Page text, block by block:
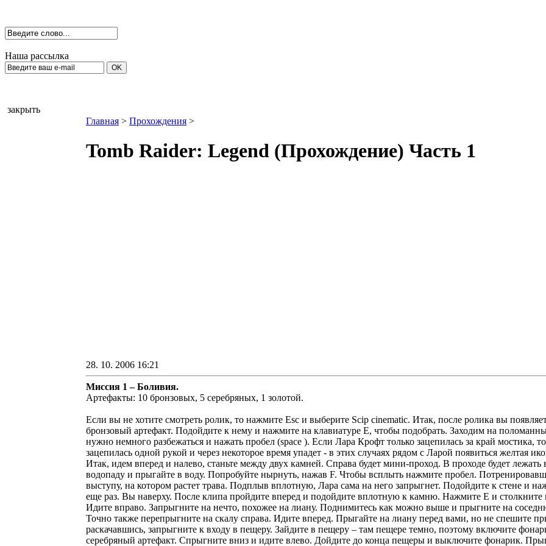
Наша рассылка
закрыть
Главная > Прохождения >
Tomb Raider: Legend (Прохождение) Часть 1
28. 10. 2006 16:21
Миссия 1 – Боливия.
Артефакты: 10 бронзовых, 5 серебряных, 1 золотой.
Если вы не хотите смотреть ролик, то нажмите Esc и выберите Scip cinematic. Итак, после ролика вы появляетесь в неких джунглях. Слева за большим камнем будет первый бронзовый артефакт. Подойдите к нему и нажмите на клавиатуре Е, чтобы подобрать. Заходим на поломанный мостик. Прыгаем на другую сторону. Чтобы прыгнуть, нужно немного разбежаться и нажать пробел (space ). Если Лара Крофт только зацепилась за край мостика, то нажмите пробел еще раз. Бывают такие случаи, когда Лара зацепилась одной рукой и через некоторое время упадет - в этих случаях рядом с Ларой появиться желтая иконка с изображением руки, нажмите Е и все будет в порядке. Итак, идем вперед и налево, станьте между двух камней. Справа будет мини-проход. В проходе будет лежать второй бронзовый артефакт. Возьмите его. После идите к водопаду и прыгайте в воду. Попробуйте нырнуть, нажав F. Чтобы всплыть нажмите пробел. Потренировавшись нырять и всплывать, плывите к противоположному выступу, на котором растет трава. Подплыв вплотную, Лара сама на него запрыгнет. Подойдите к стене и нажмите пробел. Когда Лара повиснет на руках, нажмите пробел еще раз. Вы наверху. После клипа пройдите вперед и подойдите вплотную к камню. Нажмите Е и столкните камень вперед. Перепрыгните на противоположную сторону. Идите вправо. Запрыгните на нечто, похожее на лиану. Поднимитесь как можно выше и прыгните на соседнюю. Для этого зажмите клавишу вправо и нажмите пробел. Точно также перепрыгните на скалу справа. Идите вперед. Прыгайте на лиану перед вами, но не спешите прыгать дальше. Повернитесь на лиане налево, прыгните и, раскачавшись, запрыгните к входу в пещеру. Зайдите в пещеру – там пещере темно, поэтому включите фонарик, нажав Delete. Дойдите до конца пещеры и возьмите первый серебряный артефакт. Спрыгните вниз и идите влево. Дойдите до конца пещеры и выключите фонарик. Прыгните на противоположную скалу. После клипа зацепитесь за выступ, что справа (подойдите к нему и нажмите пробел). Зажмите влево. Если вы хотите, чтобы Лара перемещалась быстрее, периодически нажимайте клавишу Е. Доберитесь до самого конца выступа и перепрыгните на скалу сзади вас. Для этого зажмите влево и нажмите пробел. Поднимитесь наверх. Вы у водопада. Идите вверх по водопаду. На вас покатится большой камень. Чтобы избежать встречи, станьте у правой стены. После того как камень пролетел, идите дальше. Забегите на камень, что справа. Прыгните на палку перед вами. Зажмите влево и остановитесь напротив следующей палки. Зажмите вперед, тем самым вы раскачаетесь. Прыгните на следующую палку, а потом на выступ. Нажмите вправо и дойдите до правого края выступа. Перепрыгните на выступ справа. После клипа убейте врага перед вами. Идите вперед. Поднимите артефакт, что слева. Зацепитесь за выступ сзади вас. Проползите вправо и с помощью прыжка запрыгните наверх. Столкните камень, после чего и сами спрыгните. Забегите на камень, что около дерева. Прыгните вперед на ветку. Раскачайтесь и прыгните на скалу напротив. Поднимитесь наверх и идите вперед. Дойдите до сверкающего желтого диска. Нажмите Q, а потом пробел. Вы тем самым очистите себе путь. Идите вперед. После клипа убейте двух врагов перед вами. Запрыгните на выступ, что за водопадом. Ползите влево. Выступ обломиться. Залезьте на выступ еще один раз, но в этот раз уже перепрыгните на другую его часть. Прыгните на палку. С палки на следующий выступ. Пройдите по выступу влево, прыгните на следующий. Со следующего выступа подпрыгните вверх. Вы окажетесь на верхушке скалы. С помощью лианы переберитесь на противоположную скалу, при этом обязательно раскачайтесь. Слева, прикрытый водопадом будет четвертый бронзовый артефакт. Чтобы получить его нужно: после того как вы перепрыгните на лиане идите влево, запрыгните на выступ. После того как вы завладеете им, спускайтесь вниз и идите вправо. С помощью двух палок переберитесь на следующую площадь. Идите вперед. Справа будет враг. Убейте его и идите дальше. Перед вами будет обрыв. Чтобы перебраться на другую сторону нужно прыгнуть вперед и нажать Q. Это довольно просто. Идите вперед и повернитесь налево. Посмотрите вверх. Сверху будет пятый бронзовый артефакт. Чуть отойдите и, нацелившись на артефакт, нажмите Q. Когда гарпун коснется артефакта, начните двигаться назад. Убедитесь, что гарпун надежно застрял в артефакте, после нажмите Е. Если у вас не получилось с первого раза не отчаиваетесь, трюк требует тренировки. Итак, проходите до конца пещеры. После клипа подойдите к камням. Дождитесь, когда враги внизу будут напротив вас. После, пару раз выстрелите по камням, или нажмите Е. Врагов прибьет камнями. Спускайтесь. Впереди - справа за камнем будет артефакт. Возьмите его и идите влево. Идите вперед. Убейте нескольких врагов. Поднимитесь по подъему слева, убейте еще одного врага. Спуститесь вниз и дойдите вперед до упора, возьмите артефакт. Опять поднимитесь и с помощью лианы переберитесь на другую скалу. Спускайтесь. Справа будут четыре врага. Сделайте пару выстрелов в колонну слева. Колонна рухнет и прибьет нескольких врагов. Добейте всех, кто остался на глазах, идите вперед. Еще двое будут видны, если свернуть направо за черным джипом. Убейте всех. Поднимайтесь вверх по ступенькам. После клипа спрыгните на самый широкий уступ слева, на уровне которого будет некая стенка из ящиков. Выстрелите в эти ящики пару раз, чтобы они развалились и заберите второй бронзовый артефакт. Идите внутрь здания. Дойдите до двух картонных ящиков. Пните один из них на подозрительный пол перед вами. Теперь вы знаете что там. Видите сверху сверкающий диск? С его помощью вы переправитесь на другую сторону. Прыгаем вперед и нажимаем Q. Сильно раскачиваемся и прыгаем. Идем вперед, слева будет маленькая трещина. Пойдите в нее. Найдете восьмой бронзовый артефакт. Возьмите его, вернитесь чуть назад и идите дальше. После клипа полезайте на цепь справа. Поднимитесь как можно выше и перепрыгните на соседнюю цепь. Потом опять на первую и спрыгните в мини туннель. Делайте все быстро, т.к. цепи опускаются. Идите вперед и прыгните на следующую цепь. Спуститесь вниз. Идите в следующий коридор и поверните направо. Дойдите до воды. Ныряйте. Держите F, пока не окажетесь достаточно глубоко, чтобы плыть дальше. Отпустите F и плывите вправо. Вам предстоит проплыть